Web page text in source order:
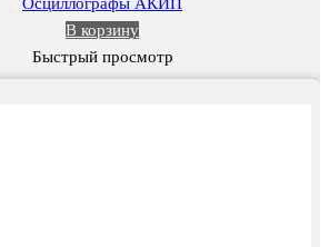
В корзину
Быстрый просмотр